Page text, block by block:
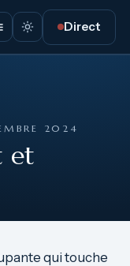
Direct
2024
et
qui touche